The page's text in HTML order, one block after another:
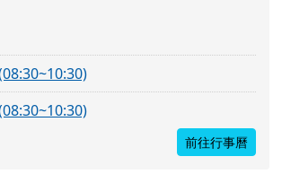
前往行事曆